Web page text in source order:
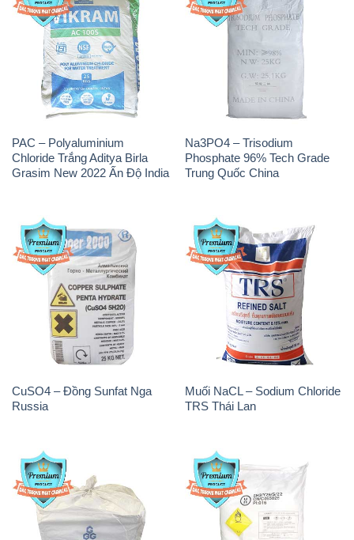
PAC – Polyaluminium
Chloride Trắng Aditya Birla
Grasim New 2022 Ấn Độ India
Na3PO4 – Trisodium
Phosphate 96% Tech Grade
Trung Quốc China
CuSO4 – Đồng Sunfat Nga
Russia
Muối NaCL – Sodium Chloride
TRS Thái Lan